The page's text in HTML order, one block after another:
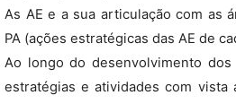
As AE e a sua articulação com as
PA (ações estratégicas das AE de
Ao longo do desenvolvimento
estratégias e atividades com vista